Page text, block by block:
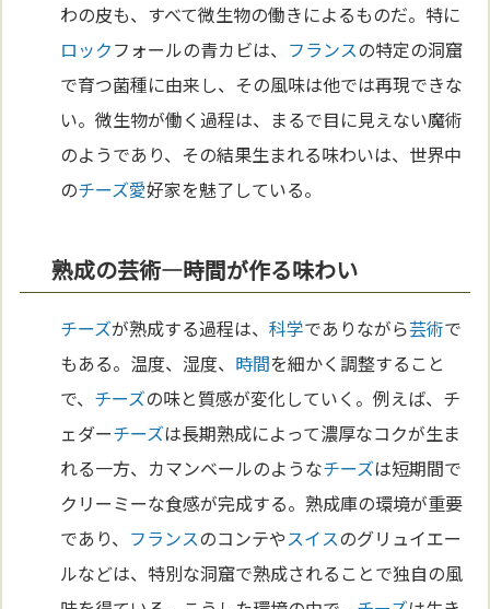
わの皮も、すべて微生物の働きによるものだ。特に
ロックフォールの青カビは、 フランスの特定の洞窟
で育つ菌種に由来し、その風味は他では再現できな
い。微生物が働く過程は、まるで目に見えない魔術
のようであり、その結果生まれる味わいは、世界中
のチーズ愛好家を魅了している。
熟成の芸術―時間が作る味わい
チーズが熟成する過程は、科学でありながら芸術で
もある。温度、湿度、 時間を細かく調整すること
で、 チーズの味と質感が変化していく。例えば、チ
ェダーチーズは長期熟成によって濃厚なコクが生ま
れる一方、カマンベールのようなチーズは短期間で
クリーミーな食感が完成する。熟成庫の環境が重要
であり、 フランスのコンテやスイスのグリュイエー
ルなどは、特別な洞窟で熟成されることで独自の風